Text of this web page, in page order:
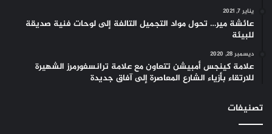
يناير 7, 2021
عائشة مير… تحول مواد التجميل التالفة إلى لوحات فنية صديقة
للبيئة
ديسمبر 28, 2020
علامة كينجس أمبيشن تتعاون مع علامة ترانسفورمرز الشهيرة
للارتقاء بأزياء الشارع المعاصرة إلى آفاق جديدة
تصنيفات